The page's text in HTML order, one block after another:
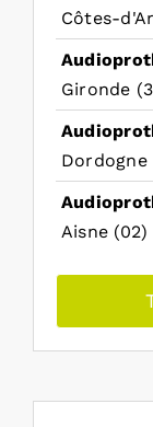
Côtes-
Gironde
Dordogne
Aisne (02)